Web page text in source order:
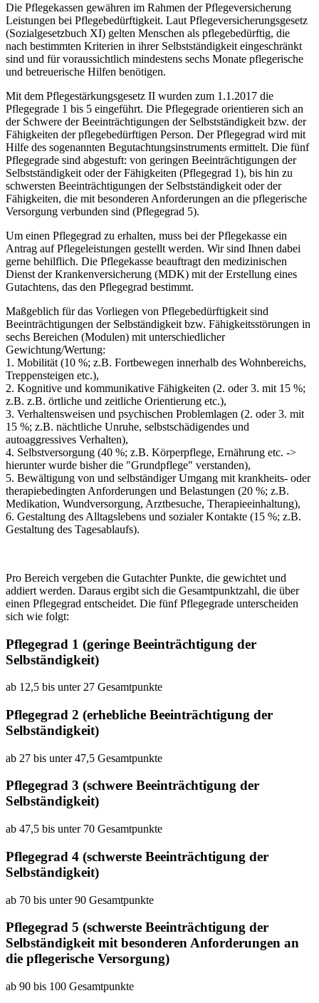
Die Pflegekassen gewähren im Rahmen der Pflegeversicherung
Leistungen bei Pflegebedürftigkeit. Laut Pflegeversicherungsgesetz
(Sozialgesetzbuch XI) gelten Menschen als pflegebedürftig, die
nach bestimmten Kriterien in ihrer Selbstständigkeit eingeschränkt
sind und für voraussichtlich mindestens sechs Monate pflegerische
und betreuerische Hilfen benötigen.
Mit dem Pflegestärkungsgesetz II wurden zum 1.1.2017 die
Pflegegrade 1 bis 5 eingeführt. Die Pflegegrade orientieren sich an
der Schwere der Beeinträchtigungen der Selbstständigkeit bzw. der
Fähigkeiten der pflegebedürftigen Person. Der Pflegegrad wird mit
Hilfe des sogenannten Begutachtungsinstruments ermittelt. Die fünf
Pflegegrade sind abgestuft: von geringen Beeinträchtigungen der
Selbstständigkeit oder der Fähigkeiten (Pflegegrad 1), bis hin zu
schwersten Beeinträchtigungen der Selbstständigkeit oder der
Fähigkeiten, die mit besonderen Anforderungen an die pflegerische
Versorgung verbunden sind (Pflegegrad 5).
Um einen Pflegegrad zu erhalten, muss bei der Pflegekasse ein
Antrag auf Pflegeleistungen gestellt werden. Wir sind Ihnen dabei
gerne behilflich. Die Pflegekasse beauftragt den medizinischen
Dienst der Krankenversicherung (MDK) mit der Erstellung eines
Gutachtens, das den Pflegegrad bestimmt.
Maßgeblich für das Vorliegen von Pflegebedürftigkeit sind
Beeinträchtigungen der Selbständigkeit bzw. Fähigkeitsstörungen in
sechs Bereichen (Modulen) mit unterschiedlicher
Gewichtung/Wertung:
1. Mobilität (10 %; z.B. Fortbewegen innerhalb des Wohnbereichs,
Treppensteigen etc.),
2. Kognitive und kommunikative Fähigkeiten (2. oder 3. mit 15 %;
z.B. z.B. örtliche und zeitliche Orientierung etc.),
3. Verhaltensweisen und psychischen Problemlagen (2. oder 3. mit
15 %; z.B. nächtliche Unruhe, selbstschädigendes und
autoaggressives Verhalten),
4. Selbstversorgung (40 %; z.B. Körperpflege, Ernährung etc. ->
hierunter wurde bisher die "Grundpflege" verstanden),
5. Bewältigung von und selbständiger Umgang mit krankheits- oder
therapiebedingten Anforderungen und Belastungen (20 %; z.B.
Medikation, Wundversorgung, Arztbesuche, Therapieeinhaltung),
6. Gestaltung des Alltagslebens und sozialer Kontakte (15 %; z.B.
Gestaltung des Tagesablaufs).
Pro Bereich vergeben die Gutachter Punkte, die gewichtet und
addiert werden. Daraus ergibt sich die Gesamtpunktzahl, die über
einen Pflegegrad entscheidet. Die fünf Pflegegrade unterscheiden
sich wie folgt:
Pflegegrad 1 (geringe Beeinträchtigung der
Selbständigkeit)
ab 12,5 bis unter 27 Gesamtpunkte
Pflegegrad 2 (erhebliche Beeinträchtigung der
Selbständigkeit)
ab 27 bis unter 47,5 Gesamtpunkte
Pflegegrad 3 (schwere Beeinträchtigung der
Selbständigkeit)
ab 47,5 bis unter 70 Gesamtpunkte
Pflegegrad 4 (schwerste Beeinträchtigung der
Selbständigkeit)
ab 70 bis unter 90 Gesamtpunkte
Pflegegrad 5 (schwerste Beeinträchtigung der
Selbständigkeit mit besonderen Anforderungen an
die pflegerische Versorgung)
ab 90 bis 100 Gesamtpunkte